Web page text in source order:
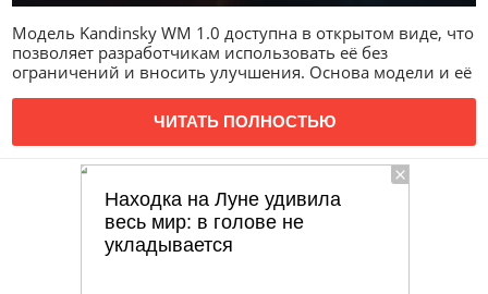
Модель Kandinsky WM 1.0 доступна в открытом виде, что
позволяет разработчикам использовать её без
ограничений и вносить улучшения. Основа модели и её
ЧИТАТЬ ПОЛНОСТЬЮ